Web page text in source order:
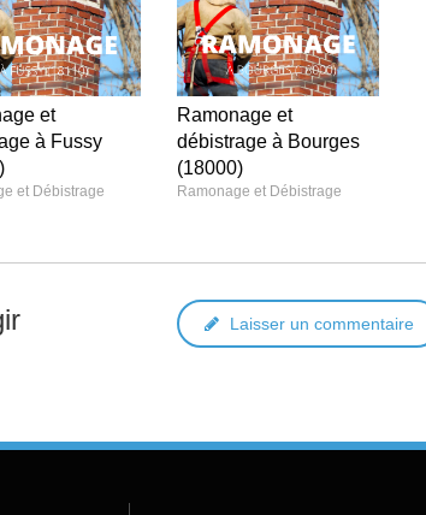
et
à Fussy
et Débistrage
Ramonage et
débistrage à Bourges
(18000)
Ramonage et Débistrage
Laisser un commentaire